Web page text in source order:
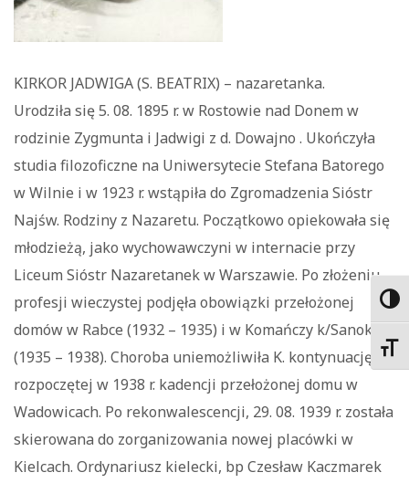
KIRKOR JADWIGA (S. BEATRIX) – nazaretanka.
Urodziła się 5. 08. 1895 r. w Rostowie nad Donem w
rodzinie Zygmunta i Jadwigi z d. Dowajno . Ukończyła
studia filozoficzne na Uniwersytecie Stefana Batorego
w Wilnie i w 1923 r. wstąpiła do Zgromadzenia Sióstr
Najśw. Rodziny z Nazaretu. Początkowo opiekowała się
młodzieżą, jako wychowawczyni w internacie przy
Liceum Sióstr Nazaretanek w Warszawie. Po złożeniu
profesji wieczystej podjęła obowiązki przełożonej
domów w Rabce (1932 – 1935) i w Komańczy k/Sanoka
(1935 – 1938). Choroba uniemożliwiła K. kontynuację
rozpoczętej w 1938 r. kadencji przełożonej domu w
Wadowicach. Po rekonwalescencji, 29. 08. 1939 r. została
skierowana do zorganizowania nowej placówki w
Kielcach. Ordynariusz kielecki, bp Czesław Kaczmarek